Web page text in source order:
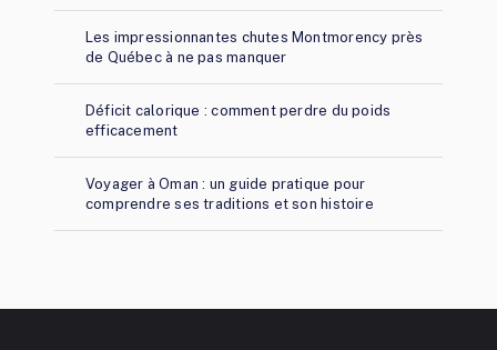
Les impressionnantes chutes Montmorency près
de Québec à ne pas manquer
Déficit calorique : comment perdre du poids
efficacement
Voyager à Oman : un guide pratique pour
comprendre ses traditions et son histoire